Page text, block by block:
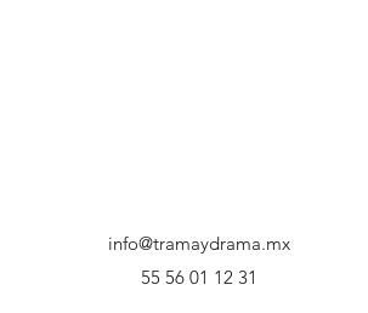
info@tramaydrama.mx
55 56 01 12 31